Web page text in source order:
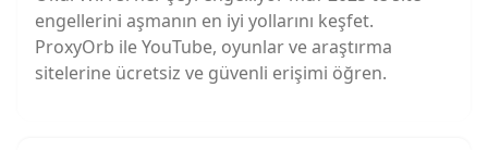
engellerini aşmanın en iyi yollarını keşfet.
ProxyOrb ile YouTube, oyunlar ve araştırma
sitelerine ücretsiz ve güvenli erişimi öğren.